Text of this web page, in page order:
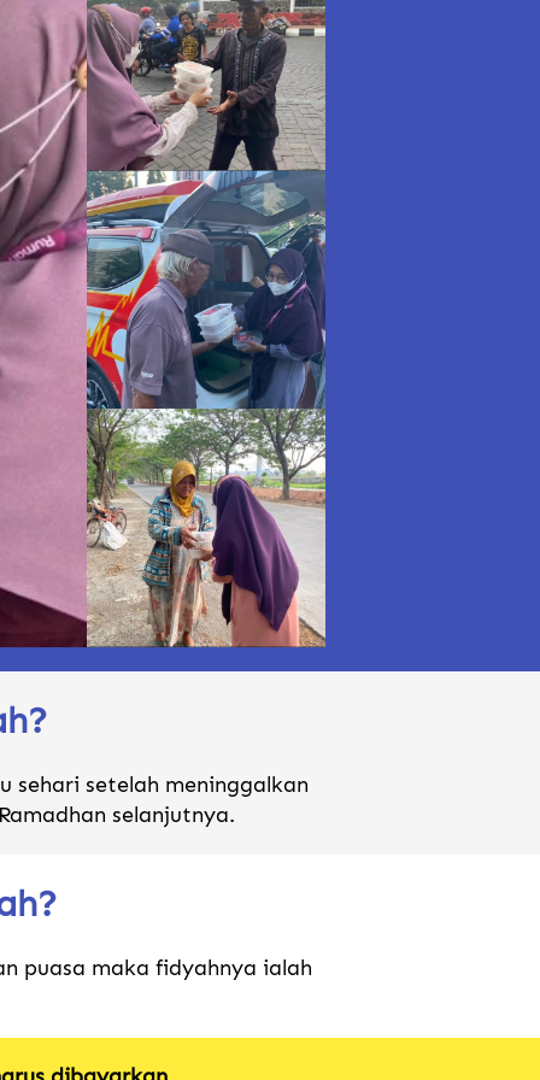
setelah meninggalkan
selanjutnya.
puasa maka fidyahnya ialah